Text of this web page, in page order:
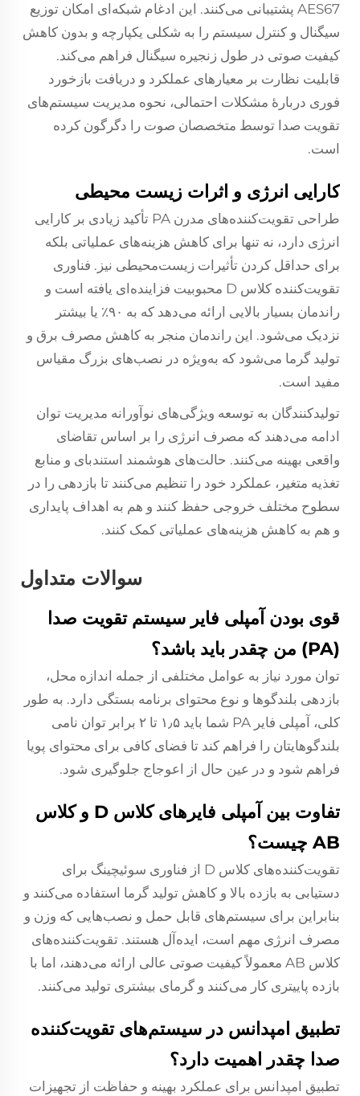
AES67 پشتیبانی می‌کنند. این ادغام شبکه‌ای امکان توزیع
سیگنال و کنترل سیستم را به شکلی یکپارچه و بدون کاهش
کیفیت صوتی در طول زنجیره سیگنال فراهم می‌کند.
قابلیت نظارت بر معیارهای عملکرد و دریافت بازخورد
فوری دربارهٔ مشکلات احتمالی، نحوه مدیریت سیستم‌های
تقویت صدا توسط متخصصان صوت را دگرگون کرده
است.
کارایی انرژی و اثرات زیست محیطی
طراحی تقویت‌کننده‌های مدرن PA تأکید زیادی بر کارایی
انرژی دارد، نه تنها برای کاهش هزینه‌های عملیاتی بلکه
برای حداقل کردن تأثیرات زیست‌محیطی نیز. فناوری
تقویت‌کننده کلاس D محبوبیت فزاینده‌ای یافته است و
راندمان بسیار بالایی ارائه می‌دهد که به ۹۰٪ یا بیشتر
نزدیک می‌شود. این راندمان منجر به کاهش مصرف برق و
تولید گرما می‌شود که به‌ویژه در نصب‌های بزرگ مقیاس
مفید است.
تولیدکنندگان به توسعه ویژگی‌های نوآورانه مدیریت توان
ادامه می‌دهند که مصرف انرژی را بر اساس تقاضای
واقعی بهینه می‌کنند. حالت‌های هوشمند استندبای و منابع
تغذیه متغیر، عملکرد خود را تنظیم می‌کنند تا بازدهی را در
سطوح مختلف خروجی حفظ کنند و هم به اهداف پایداری
و هم به کاهش هزینه‌های عملیاتی کمک کنند.
سوالات متداول
قوی بودن آمپلی فایر سیستم تقویت صدا
(PA) من چقدر باید باشد؟
توان مورد نیاز به عوامل مختلفی از جمله اندازه محل،
بازدهی بلندگوها و نوع محتوای برنامه بستگی دارد. به طور
کلی، آمپلی فایر PA شما باید ۱٫۵ تا ۲ برابر توان نامی
بلندگوهایتان را فراهم کند تا فضای کافی برای محتوای پویا
فراهم شود و در عین حال از اعوجاج جلوگیری شود.
تفاوت بین آمپلی فایرهای کلاس D و کلاس
AB چیست؟
تقویت‌کننده‌های کلاس D از فناوری سوئیچینگ برای
دستیابی به بازده بالا و کاهش تولید گرما استفاده می‌کنند و
بنابراین برای سیستم‌های قابل حمل و نصب‌هایی که وزن و
مصرف انرژی مهم است، ایده‌آل هستند. تقویت‌کننده‌های
کلاس AB معمولاً کیفیت صوتی عالی ارائه می‌دهند، اما با
بازده پاییتری کار می‌کنند و گرمای بیشتری تولید می‌کنند.
تطبیق امپدانس در سیستم‌های تقویت‌کننده
صدا چقدر اهمیت دارد؟
تطبیق امپدانس برای عملکرد بهینه و حفاظت از تجهیزات